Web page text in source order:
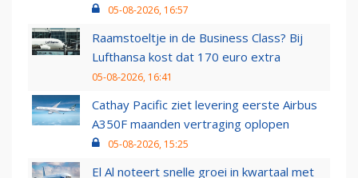
05-08-2026, 16:57
Raamstoeltje in de Business Class? Bij
Lufthansa kost dat 170 euro extra
05-08-2026, 16:41
Cathay Pacific ziet levering eerste Airbus
A350F maanden vertraging oplopen
05-08-2026, 15:25
El Al noteert snelle groei in kwartaal met